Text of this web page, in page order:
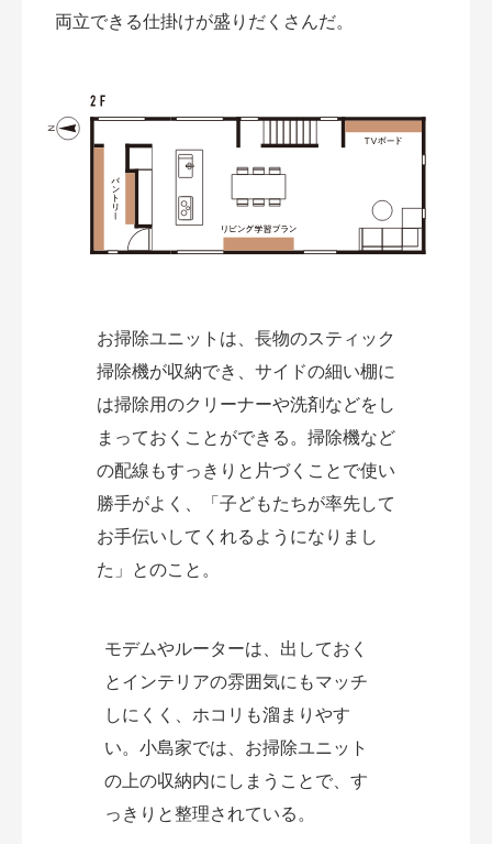
両立できる仕掛けが盛りだくさんだ。
お掃除ユニットは、長物のスティック
掃除機が収納でき、サイドの細い棚に
は掃除用のクリーナーや洗剤などをし
まっておくことができる。掃除機など
の配線もすっきりと片づくことで使い
勝手がよく、「子どもたちが率先して
お手伝いしてくれるようになりまし
た」とのこと。
モデムやルーターは、出しておく
とインテリアの雰囲気にもマッチ
しにくく、ホコリも溜まりやす
い。小島家では、お掃除ユニット
の上の収納内にしまうことで、す
っきりと整理されている。